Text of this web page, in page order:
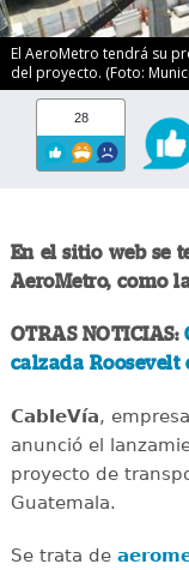
El AeroMetro tendrá su
del proyecto. (Foto:
28
En el sitio web se
AeroMetro, como
OTRAS NOTICIAS:
calzada Roosevelt
CableVía,
anunció el
proyecto de
Guatemala.
Se trata de